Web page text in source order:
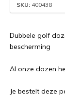
SKU: 400438
Dubbele golf
bescherming
Al onze dozen
Je bestelt deze